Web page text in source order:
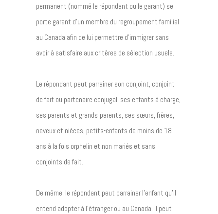
permanent (nommé le répondant ou le garant) se
porte garant d’un membre du regroupement familial
au Canada afin de lui permettre d’immigrer sans
avoir à satisfaire aux critères de sélection usuels.
Le répondant peut parrainer son conjoint, conjoint
de fait ou partenaire conjugal, ses enfants à charge,
ses parents et grands-parents, ses sœurs, frères,
neveux et nièces, petits-enfants de moins de 18
ans à la fois orphelin et non mariés et sans
conjoints de fait.
De même, le répondant peut parrainer l’enfant qu’il
entend adopter à l’étranger ou au Canada. Il peut